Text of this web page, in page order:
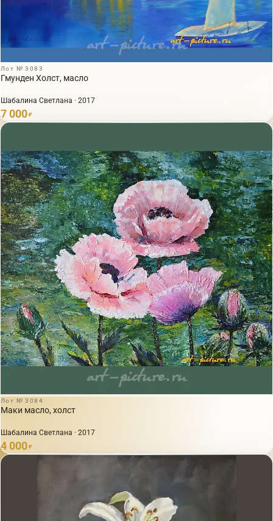
Лот № 3083
Гмунден Холст, масло
Шабалина Светлана · 2017
7 000 ₽
Лот № 3084
Маки масло, холст
Шабалина Светлана · 2017
4 000 ₽